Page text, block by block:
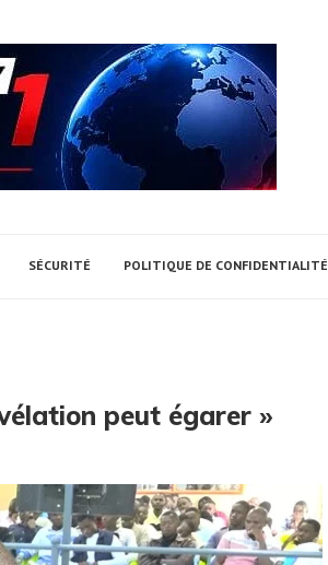
SÉCURITÉ POLITIQUE DE CONFIDENTIALITÉ
peut égarer »